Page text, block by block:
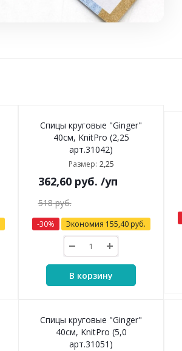
Спицы круговые "Ginger"
40см, KnitPro (2,25
арт.31042)
Размер: 2,25
362,60руб. /уп
518руб.
-30% Экономия 155,40руб.
В корзину
Спицы круговые "Ginger"
40см, KnitPro (5,0
арт.31051)